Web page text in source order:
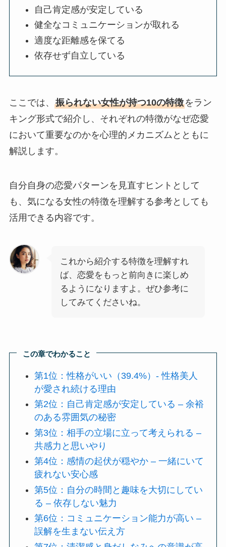
自己肯定感が安定している
健全なコミュニケーションが取れる
適度な距離感を保てる
依存せず自立している
ここでは、 振られない女性が持つ10の特徴をラン
キング形式で紹介し、それぞれの特徴がなぜ恋愛
において重要なのかを心理的メカニズムとともに
解説します。
自分自身の恋愛パターンを見直すヒントとして
も、気になる女性の特徴を理解する参考としても
活用できる内容です。
これから紹介する特徴を理解すれ
ば、恋愛をもっと前向きに楽しめ
るようになりますよ。ぜひ参考に
してみてくださいね。
この章でわかること
第1位：性格がいい（39.4%）- 性格美人
が愛され続ける理由
第2位：自己肯定感が安定している – 余裕
のある雰囲気の秘密
第3位：相手の立場に立って考えられる –
共感力と思いやり
第4位：感情の起伏が穏やか – 一緒にいて
疲れない安心感
第5位：自分の時間と趣味を大切にしてい
る – 依存しない魅力
第6位：コミュニケーション能力が高い –
誤解を生まない伝え方